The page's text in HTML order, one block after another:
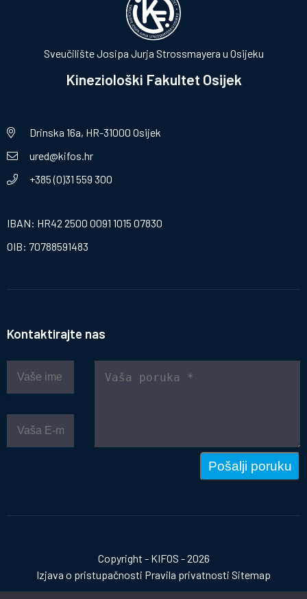
Sveučilište Josipa Jurja Strossmayera u Osijeku
Kineziološki Fakultet Osijek
Drinska 16a, HR-31000 Osijek
ured@kifos.hr
+385 (0)31 559 300
IBAN: HR42 2500 0091 1015 07830
OIB: 70788591483
Kontaktirajte nas
Pošalji poruku
Copyright - KIFOS - 2026
Izjava o pristupačnosti Pravila privatnosti Sitemap